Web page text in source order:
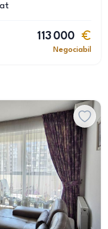
113 000
Negociabil